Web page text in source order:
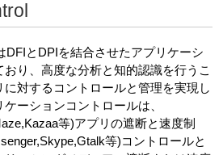
DFIとDPIを結合させたアプリケーシ
り、高度な分析と知的認識を行うこ
対するコントロールと管理を実現し
ーションコントロールは、
等)アプリの遮断と速度制
等)コントロールと